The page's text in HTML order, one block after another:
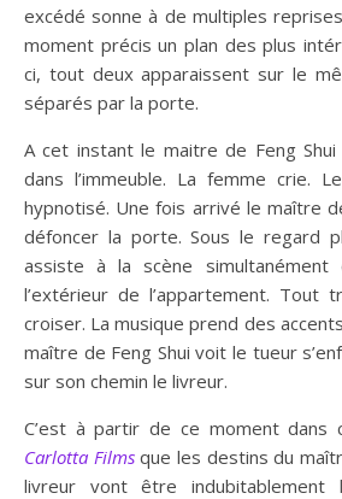
excédé sonne à de multiples
moment précis un plan des plus
ci, tout deux apparaissent sur le
séparés par la porte.
A cet instant le maitre de Feng
dans l’immeuble. La femme crie.
hypnotisé. Une fois arrivé le maître
défoncer la porte. Sous le regard
assiste à la scène
l’extérieur de l’appartement. Tout
croiser. La musique prend des
maître de Feng Shui voit le tueur
sur son chemin le livreur.
C’est à partir de ce moment dans
Carlotta Films que les destins du
livreur vont être indubitablement